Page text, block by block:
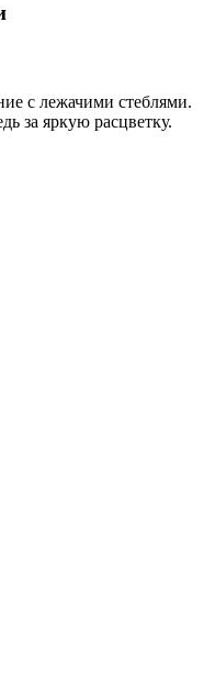
с лежачими стеблями.
за яркую расцветку.